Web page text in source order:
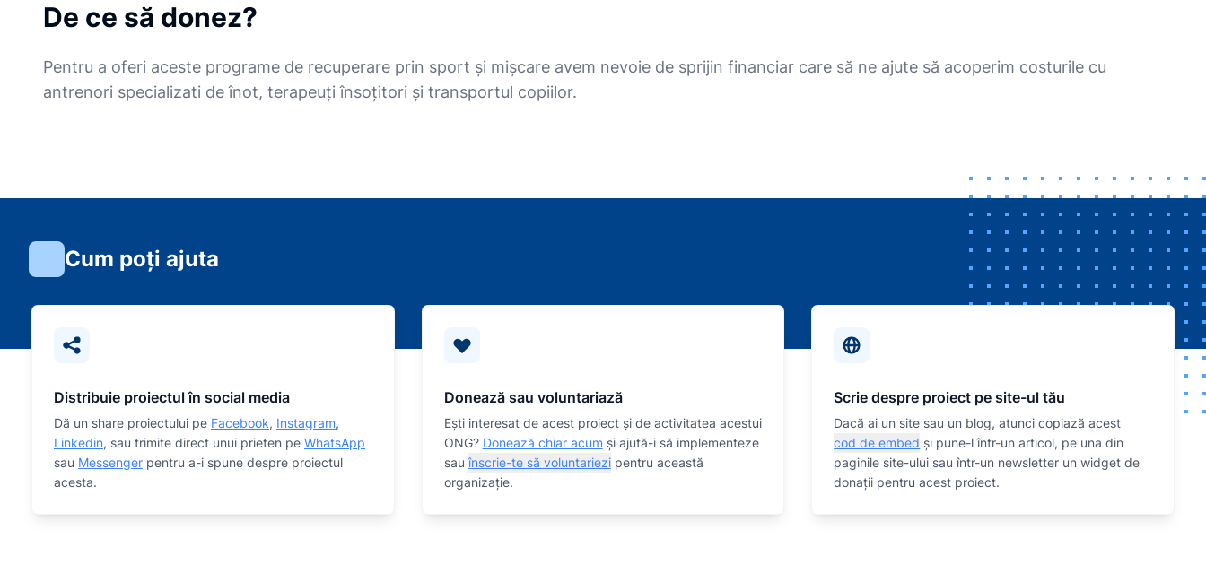
De ce să donez?
Pentru a oferi aceste programe de recuperare prin sport și mișcare avem nevoie de sprijin financiar care să ne ajute să acoperim costurile cu
antrenori specializati de înot, terapeuți însoțitori și transportul copiilor.
Cum poți ajuta
Distribuie proiectul în social media
Dă un share proiectului pe Facebook, Instagram,
Linkedin, sau trimite direct unui prieten pe WhatsApp
sau Messenger pentru a-i spune despre proiectul
acesta.
Donează sau voluntariază
Eşti interesat de acest proiect și de activitatea acestui
ONG? Donează chiar acum și ajută-i să implementeze
sauînscrie-te să voluntariezipentru această
organizaţie.
Scrie despre proiect pe site-ul tău
Dacă ai un site sau un blog, atunci copiază acest
cod de embed și pune-l într-un articol, pe una din
paginile site-ului sau într-un newsletter un widget de
donații pentru acest proiect.